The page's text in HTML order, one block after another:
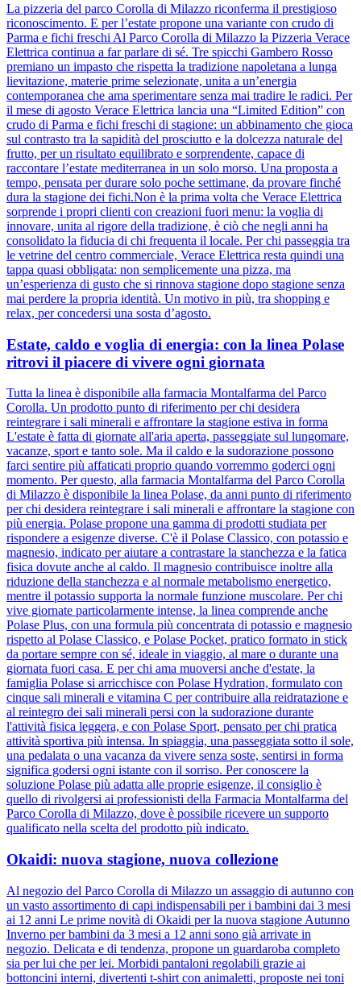
La pizzeria del parco Corolla di Milazzo riconferma il prestigioso
riconoscimento. E per l’estate propone una variante con crudo di
Parma e fichi freschi Al Parco Corolla di Milazzo la Pizzeria Verace
Elettrica continua a far parlare di sé. Tre spicchi Gambero Rosso
premiano un impasto che rispetta la tradizione napoletana a lunga
lievitazione, materie prime selezionate, unita a un’energia
contemporanea che ama sperimentare senza mai tradire le radici. Per
il mese di agosto Verace Elettrica lancia una “Limited Edition” con
crudo di Parma e fichi freschi di stagione: un abbinamento che gioca
sul contrasto tra la sapidità del prosciutto e la dolcezza naturale del
frutto, per un risultato equilibrato e sorprendente, capace di
raccontare l’estate mediterranea in un solo morso. Una proposta a
tempo, pensata per durare solo poche settimane, da provare finché
dura la stagione dei fichi.Non è la prima volta che Verace Elettrica
sorprende i propri clienti con creazioni fuori menu: la voglia di
innovare, unita al rigore della tradizione, è ciò che negli anni ha
consolidato la fiducia di chi frequenta il locale. Per chi passeggia tra
le vetrine del centro commerciale, Verace Elettrica resta quindi una
tappa quasi obbligata: non semplicemente una pizza, ma
un’esperienza di gusto che si rinnova stagione dopo stagione senza
mai perdere la propria identità. Un motivo in più, tra shopping e
relax, per concedersi una sosta d’agosto.
Estate, caldo e voglia di energia: con la linea Polase
ritrovi il piacere di vivere ogni giornata
Tutta la linea è disponibile alla farmacia Montalfarma del Parco
Corolla. Un prodotto punto di riferimento per chi desidera
reintegrare i sali minerali e affrontare la stagione estiva in forma
L'estate è fatta di giornate all'aria aperta, passeggiate sul lungomare,
vacanze, sport e tanto sole. Ma il caldo e la sudorazione possono
farci sentire più affaticati proprio quando vorremmo goderci ogni
momento. Per questo, alla farmacia Montalfarma del Parco Corolla
di Milazzo è disponibile la linea Polase, da anni punto di riferimento
per chi desidera reintegrare i sali minerali e affrontare la stagione con
più energia. Polase propone una gamma di prodotti studiata per
rispondere a esigenze diverse. C'è il Polase Classico, con potassio e
magnesio, indicato per aiutare a contrastare la stanchezza e la fatica
fisica dovute anche al caldo. Il magnesio contribuisce inoltre alla
riduzione della stanchezza e al normale metabolismo energetico,
mentre il potassio supporta la normale funzione muscolare. Per chi
vive giornate particolarmente intense, la linea comprende anche
Polase Plus, con una formula più concentrata di potassio e magnesio
rispetto al Polase Classico, e Polase Pocket, pratico formato in stick
da portare sempre con sé, ideale in viaggio, al mare o durante una
giornata fuori casa. E per chi ama muoversi anche d'estate, la
famiglia Polase si arricchisce con Polase Hydration, formulato con
cinque sali minerali e vitamina C per contribuire alla reidratazione e
al reintegro dei sali minerali persi con la sudorazione durante
l'attività fisica leggera, e con Polase Sport, pensato per chi pratica
attività sportiva più intensa. In spiaggia, una passeggiata sotto il sole,
una pedalata o una vacanza da vivere senza soste, sentirsi in forma
significa godersi ogni istante con il sorriso. Per conoscere la
soluzione Polase più adatta alle proprie esigenze, il consiglio è
quello di rivolgersi ai professionisti della Farmacia Montalfarma del
Parco Corolla di Milazzo, dove è possibile ricevere un supporto
qualificato nella scelta del prodotto più indicato.
Okaidi: nuova stagione, nuova collezione
Al negozio del Parco Corolla di Milazzo un assaggio di autunno con
un vasto assortimento di capi indispensabili per i bambini dai 3 mesi
ai 12 anni Le prime novità di Okaidi per la nuova stagione Autunno
Inverno per bambini da 3 mesi a 12 anni sono già arrivate in
negozio. Delicata e di tendenza, propone un guardaroba completo
sia per lui che per lei. Morbidi pantaloni regolabili grazie ai
bottoncini interni, divertenti t-shirt con animaletti, proposte nei toni